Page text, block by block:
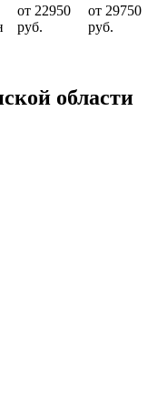
от 22950
руб.
от 29750
руб.
области